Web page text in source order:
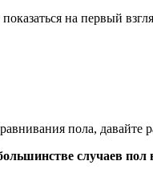
на первый
пола, давайте
случаев пол